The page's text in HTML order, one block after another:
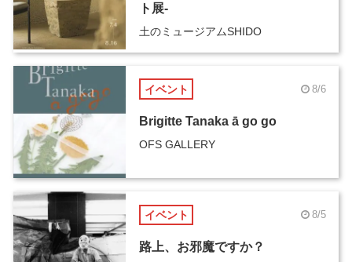
ト展-
土のミュージアムSHIDO
イベント 8/6
Brigitte Tanaka ā go go
OFS GALLERY
イベント 8/5
路上、お邪魔ですか？